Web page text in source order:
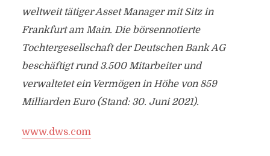
weltweit tätiger Asset Manager mit Sitz in
Frankfurt am Main. Die börsennotierte
Tochtergesellschaft der Deutschen Bank AG
beschäftigt rund 3.500 Mitarbeiter und
verwaltetet ein Vermögen in Höhe von 859
Milliarden Euro (Stand: 30. Juni 2021).
www.dws.com